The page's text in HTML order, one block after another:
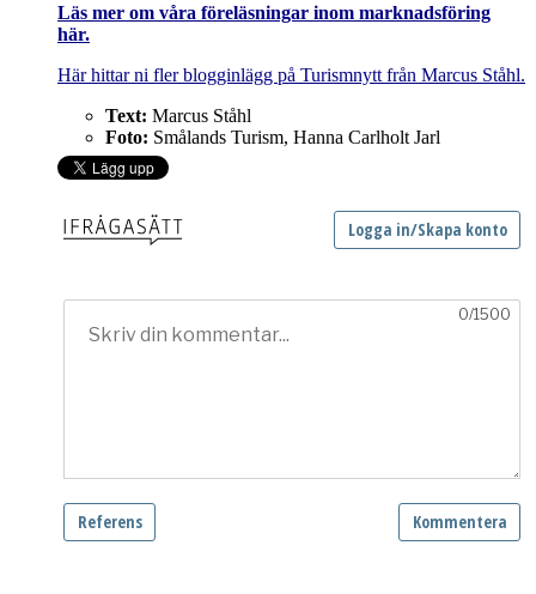
Läs mer om våra föreläsningar inom marknadsföring
här.
Här hittar ni fler blogginlägg på Turismnytt från Marcus Ståhl.
Text: Marcus Ståhl
Foto: Smålands Turism, Hanna Carlholt Jarl